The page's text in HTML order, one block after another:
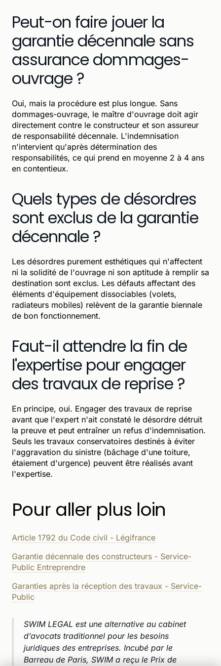
Peut-on faire jouer la
garantie décennale sans
assurance dommages-
ouvrage ?
Oui, mais la procédure est plus longue. Sans
dommages-ouvrage, le maître d'ouvrage doit agir
directement contre le constructeur et son assureur
de responsabilité décennale. L'indemnisation
n'intervient qu'après détermination des
responsabilités, ce qui prend en moyenne 2 à 4 ans
en contentieux.
Quels types de désordres
sont exclus de la garantie
décennale ?
Les désordres purement esthétiques qui n'affectent
ni la solidité de l'ouvrage ni son aptitude à remplir sa
destination sont exclus. Les défauts affectant des
éléments d'équipement dissociables (volets,
radiateurs mobiles) relèvent de la garantie biennale
de bon fonctionnement.
Faut-il attendre la fin de
l'expertise pour engager
des travaux de reprise ?
En principe, oui. Engager des travaux de reprise
avant que l'expert n'ait constaté le désordre détruit
la preuve et peut entraîner un refus d'indemnisation.
Seuls les travaux conservatoires destinés à éviter
l'aggravation du sinistre (bâchage d'une toiture,
étaiement d'urgence) peuvent être réalisés avant
l'expertise.
Pour aller plus loin
Article 1792 du Code civil - Légifrance
Garantie décennale des constructeurs - Service-
Public Entreprendre
Garanties après la réception des travaux - Service-
Public
SWIM LEGAL est une alternative au cabinet
d’avocats traditionnel pour les besoins
juridiques des entreprises. Incubé par le
Barreau de Paris, SWIM a reçu le Prix de